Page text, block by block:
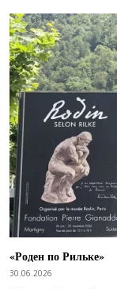
«Роден по Рильке»
30.06.2026